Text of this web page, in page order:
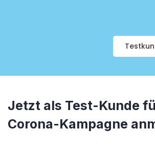
Jetzt als Test-Kunde
Corona-Kampagne